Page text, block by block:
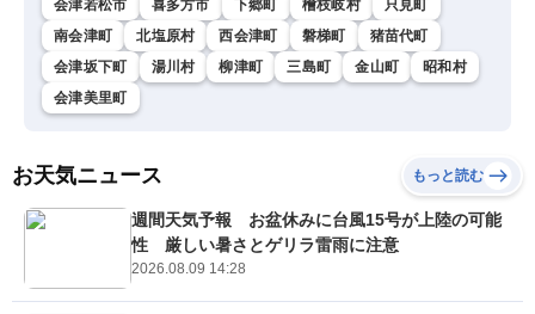
会津若松市 喜多方市 下郷町 檜枝岐村
只見町
南会津町
北塩原村 西会津町 磐梯町
猪苗代町
会津坂下町
湯川村 柳津町 三島町 金山町
昭和村
会津美里町
お天気ニュース もっと読む
週間天気予報 お盆休みに台風15号が上陸の可能
性 厳しい暑さとゲリラ雷雨に注意
2026.08.09 14:28